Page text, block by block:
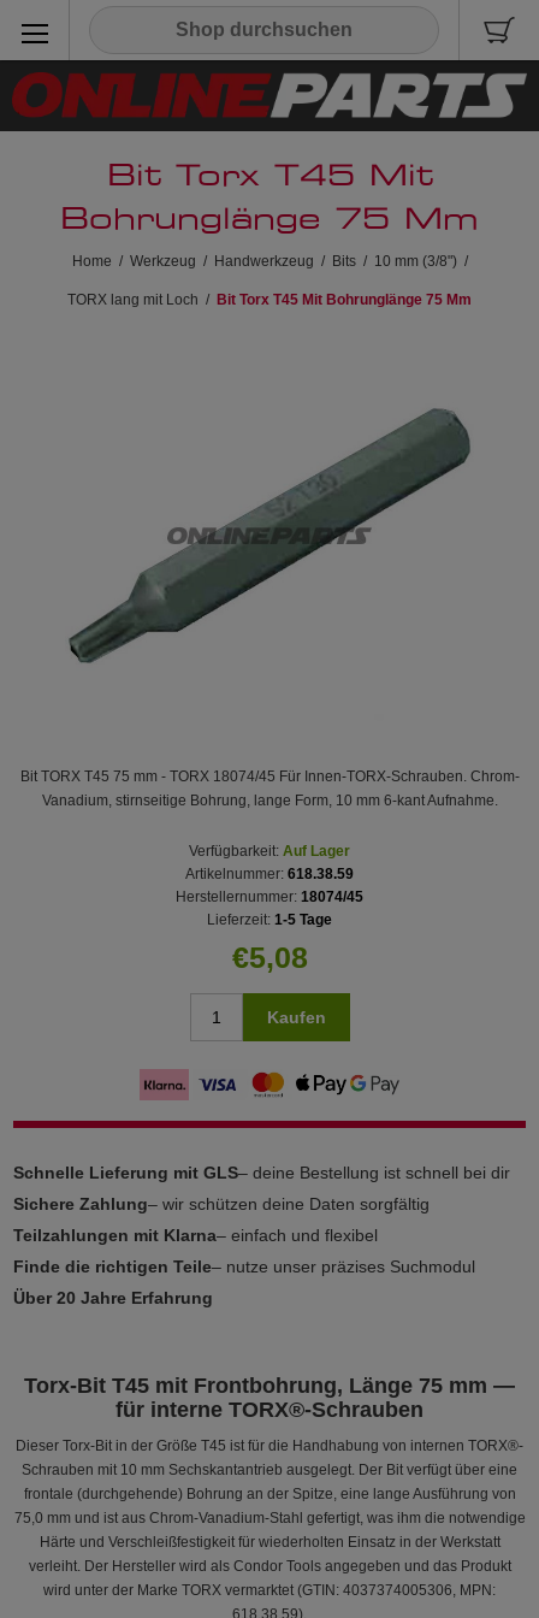
Bit Torx T45 Mit
Bohrunglänge 75 Mm
Home / Werkzeug / Handwerkzeug / Bits / 10 mm (3/8") /
TORX lang mit Loch / Bit Torx T45 Mit Bohrunglänge 75 Mm
Bit TORX T45 75 mm - TORX 18074/45 Für Innen-TORX-Schrauben. Chrom-
Vanadium, stirnseitige Bohrung, lange Form, 10 mm 6-kant Aufnahme.
Verfügbarkeit: Auf Lager
Artikelnummer: 618.38.59
Herstellernummer: 18074/45
Lieferzeit: 1-5 Tage
€5,08
Kaufen
Schnelle Lieferung mit GLS– deine Bestellung ist schnell bei dir
Sichere Zahlung– wir schützen deine Daten sorgfältig
Teilzahlungen mit Klarna– einfach und flexibel
Finde die richtigen Teile– nutze unser präzises Suchmodul
Über 20 Jahre Erfahrung
Torx-Bit T45 mit Frontbohrung, Länge 75 mm —
für interne TORX®-Schrauben
Dieser Torx-Bit in der Größe T45 ist für die Handhabung von internen TORX®-
Schrauben mit 10 mm Sechskantantrieb ausgelegt. Der Bit verfügt über eine
frontale (durchgehende) Bohrung an der Spitze, eine lange Ausführung von
75,0 mm und ist aus Chrom-Vanadium-Stahl gefertigt, was ihm die notwendige
Härte und Verschleißfestigkeit für wiederholten Einsatz in der Werkstatt
verleiht. Der Hersteller wird als Condor Tools angegeben und das Produkt
wird unter der Marke TORX vermarktet (GTIN: 4037374005306, MPN:
618.38.59).